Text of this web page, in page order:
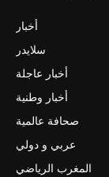
أخبار
سلايدر
أخبار عاجلة
أخبار وطنية
صحافة عالمية
عربي و دولي
المغرب الرياضي